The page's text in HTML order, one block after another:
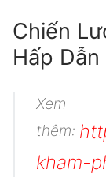
Chiến
Hấp Dẫn
Xem
thêm:
kham-